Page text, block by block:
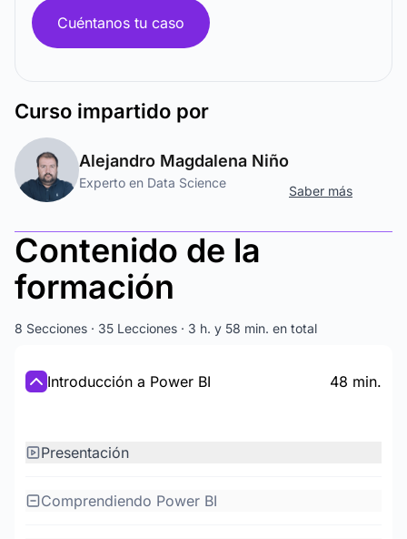
Cuéntanos tu caso
Curso impartido por
Alejandro Magdalena Niño
Experto en Data Science
Saber más
Contenido de la
formación
8 Secciones · 35 Lecciones · 3 h. y 58 min. en total
Introducción a Power BI 48 min.
Presentación
Comprendiendo Power BI